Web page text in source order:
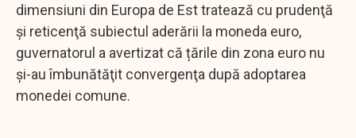
dimensiuni din Europa de Est tratează cu prudenţă
şi reticenţă subiectul aderării la moneda euro,
guvernatorul a avertizat că țările din zona euro nu
şi-au îmbunătăţit convergenţa după adoptarea
monedei comune.